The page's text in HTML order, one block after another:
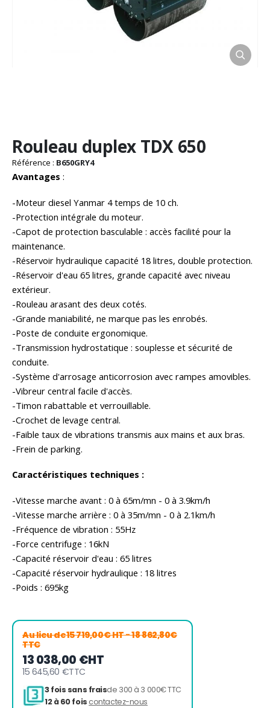
au
début
de
la
d’images
Rouleau duplex TDX 650
Référence : B650GRY4
Avantages :
-Moteur diesel Yanmar 4 temps de 10 ch.
-Protection intégrale du moteur.
-Capot de protection basculable : accès facilité pour la
maintenance.
-Réservoir hydraulique capacité 18 litres, double protection.
-Réservoir d'eau 65 litres, grande capacité avec niveau
extérieur.
-Rouleau arasant des deux cotés.
-Grande maniabilité, ne marque pas les enrobés.
-Poste de conduite ergonomique.
-Transmission hydrostatique : souplesse et sécurité de
conduite.
-Système d'arrosage anticorrosion avec rampes amovibles.
-Vibreur central facile d'accès.
-Timon rabattable et verrouillable.
-Crochet de levage central.
-Faible taux de vibrations transmis aux mains et aux bras.
-Frein de parking.
Caractéristiques techniques :
-Vitesse marche avant : 0 à 65m/mn - 0 à 3.9km/h
-Vitesse marche arrière : 0 à 35m/mn - 0 à 2.1km/h
-Fréquence de vibration : 55Hz
-Force centrifuge : 16kN
-Capacité réservoir d'eau : 65 litres
-Capacité réservoir hydraulique : 18 litres
-Poids : 695kg
Au lieu de15 719,00€ HT- 18 862,80€
TTC
13 038,00 €HT
15 645,60 €TTC